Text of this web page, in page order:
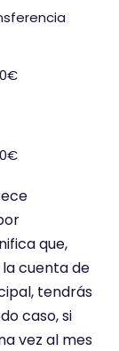
0€
0€
que,
cuenta de
tendrás
caso, si
vez al mes